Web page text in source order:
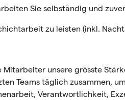
Sie selbständig und
zu leisten (inkl.
Mitarbeiter unsere grösste
Teams täglich zusammen,
Verantwortlichkeit,